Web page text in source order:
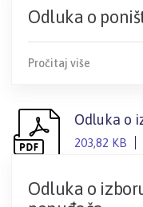
Odluka o
Pročitaj više
Odluka o
203,82 KB
Odluka o